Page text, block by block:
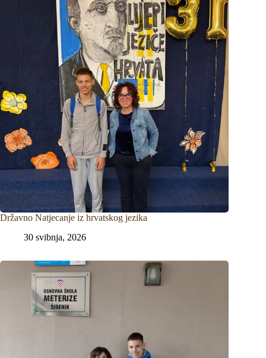
Državno Natjecanje iz hrvatskog jezika
30 svibnja, 2026